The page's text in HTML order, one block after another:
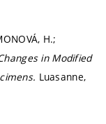
H.;
in Modified
Luasanne,